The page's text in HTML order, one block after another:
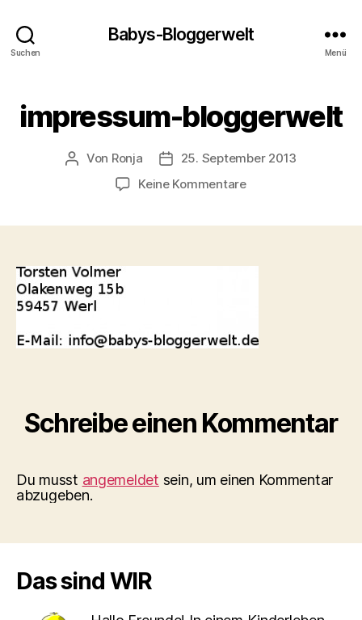
Suchen
Babys-Bloggerwelt
Menü
impressum-bloggerwelt
Beitragsautor
Von Ronja Veröffentlichungsdatum
25. September 2013
Keine Kommentarezu
Schreibe einen Kommentar
Du musst angemeldet sein, um einen Kommentar
abzugeben.
Das sind WIR